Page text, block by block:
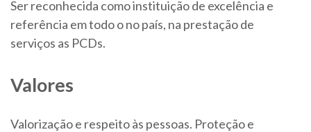
Ser reconhecida como instituição de excelência e
referência em todo o no país, na prestação de
serviços as PCDs.
Valores
Valorização e respeito às pessoas. Proteção e